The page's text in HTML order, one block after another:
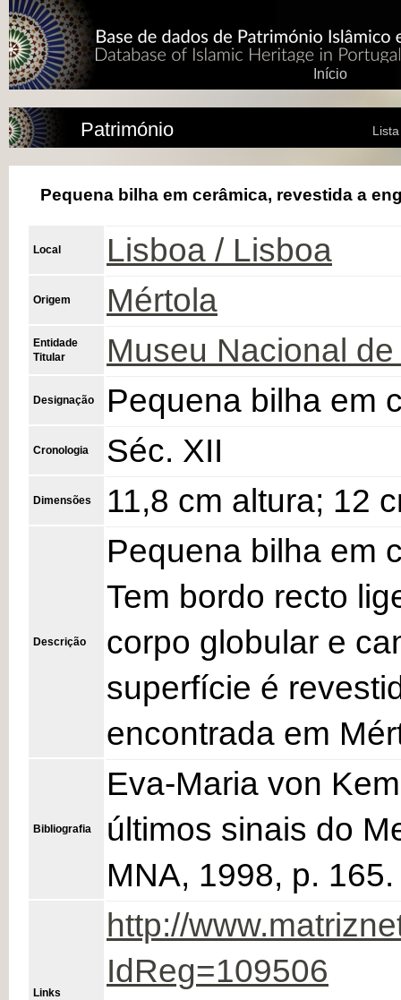
Início
Património
Pequena bilha em cerâmica, revestida a
Local Lisboa / Lisboa
Origem Mértola
Entidade
Titular
Museu Nacional
Designação Pequena bilha em
Cronologia Séc. XII
Dimensões 11,8 cm altura; 12
Descrição
Pequena bilha em
Tem bordo recto
corpo globular e
superfície é
encontrada em
Bibliografia
Eva-Maria von
últimos sinais do
MNA, 1998, p. 165.
Links
http://
IdReg=109506